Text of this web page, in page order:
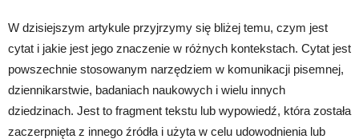
W dzisiejszym artykule przyjrzymy się bliżej temu, czym jest
cytat i jakie jest jego znaczenie w różnych kontekstach. Cytat jest
powszechnie stosowanym narzędziem w komunikacji pisemnej,
dziennikarstwie, badaniach naukowych i wielu innych
dziedzinach. Jest to fragment tekstu lub wypowiedź, która została
zaczerpnięta z innego źródła i użyta w celu udowodnienia lub